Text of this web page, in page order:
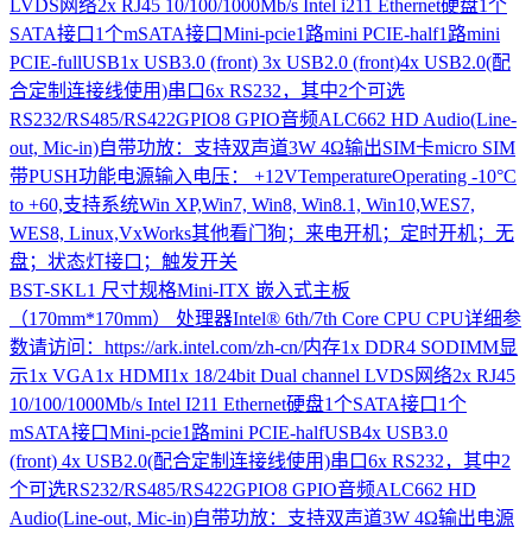
LVDS网络2x RJ45 10/100/1000Mb/s Intel i211 Ethernet硬盘1个
SATA接口1个mSATA接口Mini-pcie1路mini PCIE-half1路mini
PCIE-fullUSB1x USB3.0 (front) 3x USB2.0 (front)4x USB2.0(配
合定制连接线使用)串口6x RS232，其中2个可选
RS232/RS485/RS422GPIO8 GPIO音频ALC662 HD Audio(Line-
out, Mic-in)自带功放：支持双声道3W 4Ω输出SIM卡micro SIM
带PUSH功能电源输入电压： +12VTemperatureOperating -10°C
to +60,支持系统Win XP,Win7, Win8, Win8.1, Win10,WES7,
WES8, Linux,VxWorks其他看门狗；来电开机；定时开机；无
盘；状态灯接口；触发开关
BST-SKL1 尺寸规格Mini-ITX 嵌入式主板
（170mm*170mm） 处理器Intel® 6th/7th Core CPU CPU详细参
数请访问：https://ark.intel.com/zh-cn/内存1x DDR4 SODIMM显
示1x VGA1x HDMI1x 18/24bit Dual channel LVDS网络2x RJ45
10/100/1000Mb/s Intel I211 Ethernet硬盘1个SATA接口1个
mSATA接口Mini-pcie1路mini PCIE-halfUSB4x USB3.0
(front) 4x USB2.0(配合定制连接线使用)串口6x RS232，其中2
个可选RS232/RS485/RS422GPIO8 GPIO音频ALC662 HD
Audio(Line-out, Mic-in)自带功放：支持双声道3W 4Ω输出电源